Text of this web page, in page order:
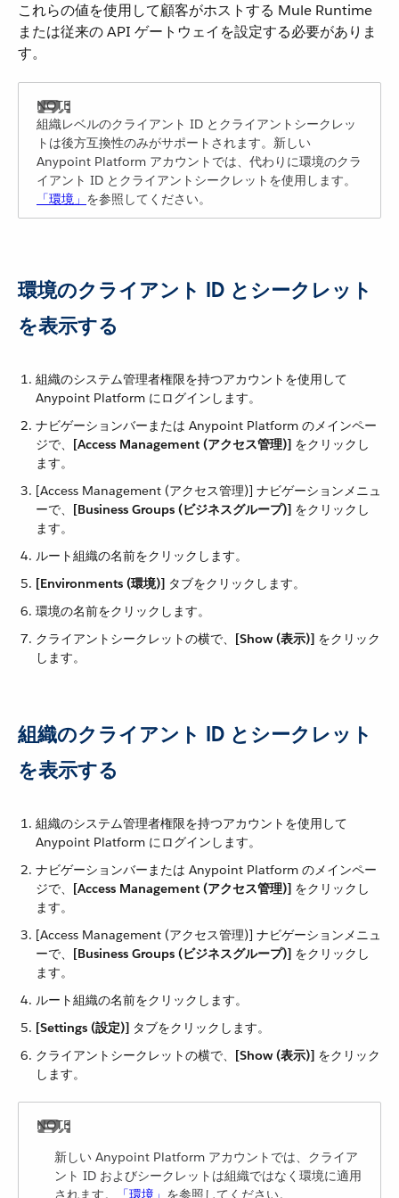
これらの値を使用して顧客がホストする Mule Runtime
または従来の API ゲートウェイを設定する必要がありま
す。
組織レベルのクライアント ID とクライアントシークレッ
トは後方互換性のみがサポートされます。新しい
Anypoint Platform アカウントでは、代わりに環境のクラ
イアント ID とクライアントシークレットを使用します。​
「環境」 ​を参照してください。
環境のクライアント ID とシークレット
を表示する
組織のシステム管理者権限を持つアカウントを使用して
Anypoint Platform にログインします。
ナビゲーションバーまたは Anypoint Platform のメインペー
ジで、​ [Access Management (アクセス管理)] ​ をクリックし
ます。
[Access Management (アクセス管理)] ナビゲーションメニュ
ーで、​ [Business Groups (ビジネスグループ)] ​ をクリックし
ます。
ルート組織の名前をクリックします。
[Environments (環境)] ​ タブをクリックします。
環境の名前をクリックします。
クライアントシークレットの横で、​ [Show (表示)] ​ をクリック
します。
組織のクライアント ID とシークレット
を表示する
組織のシステム管理者権限を持つアカウントを使用して
Anypoint Platform にログインします。
ナビゲーションバーまたは Anypoint Platform のメインペー
ジで、​ [Access Management (アクセス管理)] ​ をクリックし
ます。
[Access Management (アクセス管理)] ナビゲーションメニュ
ーで、​ [Business Groups (ビジネスグループ)] ​ をクリックし
ます。
ルート組織の名前をクリックします。
[Settings (設定)] ​ タブをクリックします。
クライアントシークレットの横で、​ [Show (表示)] ​ をクリック
します。
新しい Anypoint Platform アカウントでは、クライア
ント ID およびシークレットは組織ではなく環境に適用
されます。​
「環境」 ​を参照してください。